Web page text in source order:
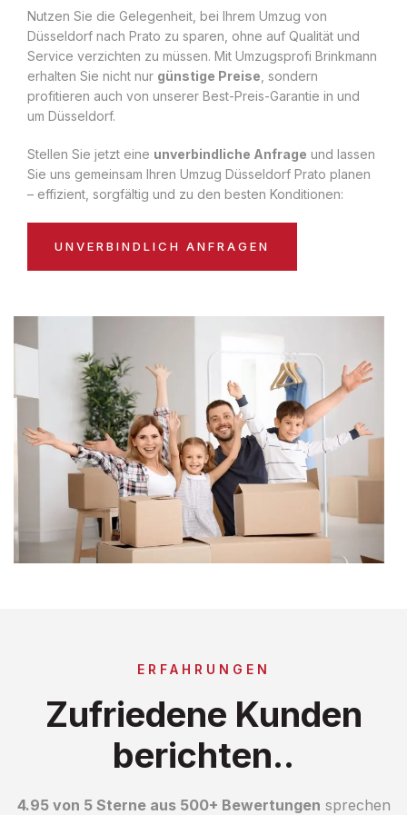
Nutzen Sie die Gelegenheit, bei Ihrem Umzug von
Düsseldorf nach Prato zu sparen, ohne auf Qualität und
Service verzichten zu müssen. Mit Umzugsprofi Brinkmann
erhalten Sie nicht nur günstige Preise , sondern
profitieren auch von unserer Best-Preis-Garantie in und
um Düsseldorf.
Stellen Sie jetzt eine unverbindliche Anfrage und lassen
Sie uns gemeinsam Ihren Umzug Düsseldorf Prato planen
– effizient, sorgfältig und zu den besten Konditionen:
UNVERBINDLICH ANFRAGEN
ERFAHRUNGEN
Zufriedene Kunden
berichten..
4.95 von 5 Sterne aus 500+ Bewertungen sprechen